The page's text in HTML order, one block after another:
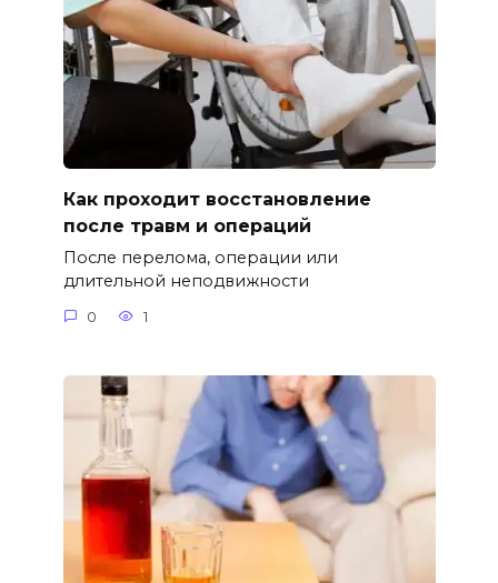
Как проходит восстановление
после травм и операций
После перелома, операции или
длительной неподвижности
0 1